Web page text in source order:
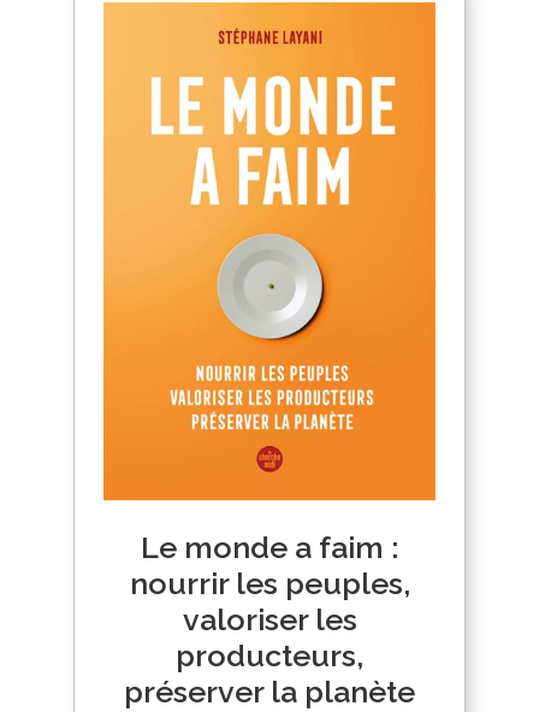
Le monde a faim :
nourrir les peuples,
valoriser les
producteurs,
préserver la planète